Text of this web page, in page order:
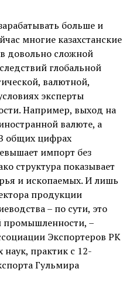
больше и
многие казахстанские
довольно сложной
глобальной
валютной,
эксперты
Например, выход на
валюте, а
общих цифрах
импорт без
структура показывает
и ископаемых. И лишь
продукции
– по сути, это
промышленности, –
Экспортеров РК
практик с 12-
Гульмира